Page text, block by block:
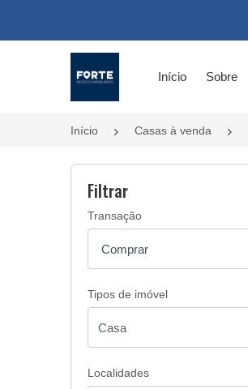
Início Sobre
Início Casas à venda
Filtrar
Transação
Tipos de imóvel
Localidades